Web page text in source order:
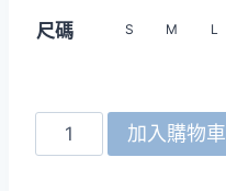
尺碼
S M L
Gildan
63V00L
加入購物車